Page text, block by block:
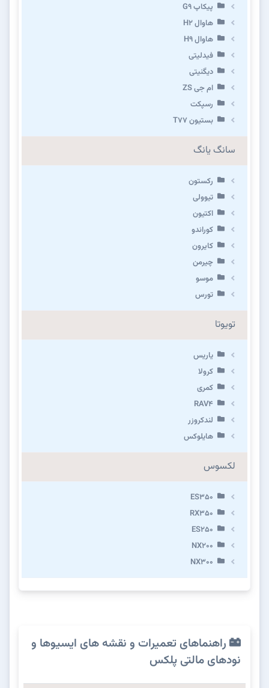
پیکاپ G۹
هاوال H۲
هاوال H۹
فیدلیتی
دیگنیتی
ام جی ZS
رسپکت
بستیون T۷۷
سانگ یانگ
رکستون
تیوولی
اکتیون
کوراندو
کایرون
چیرمن
موسو
تورس
تویوتا
یاریس
کرولا
کمری
RAV4
لندکروزر
هایلوکس
لکسوس
ES350
RX350
ES250
NX200
NX300
راهنماهای تعمیرات و نقشه های ایسیوها و
نودهای مالتی پلکس